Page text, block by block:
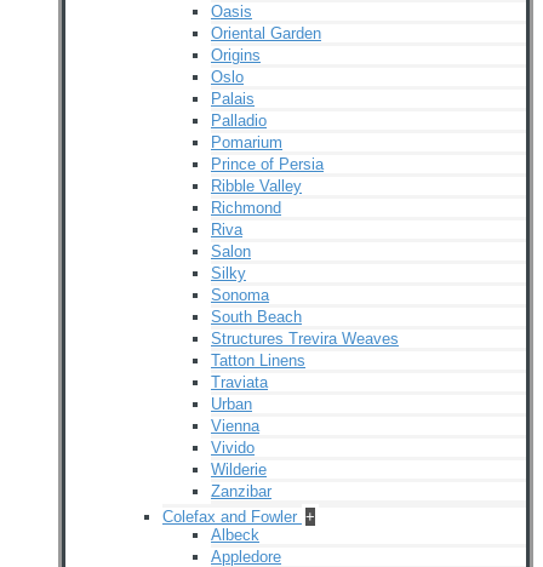
Oasis
Oriental Garden
Origins
Oslo
Palais
Palladio
Pomarium
Prince of Persia
Ribble Valley
Richmond
Riva
Salon
Silky
Sonoma
South Beach
Structures Trevira Weaves
Tatton Linens
Traviata
Urban
Vienna
Vivido
Wilderie
Zanzibar
Colefax and Fowler +
Albeck
Appledore